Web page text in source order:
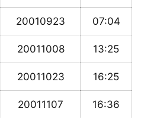
20010923 07:04
20011008 13:25
20011023 16:25
20011107 16:36